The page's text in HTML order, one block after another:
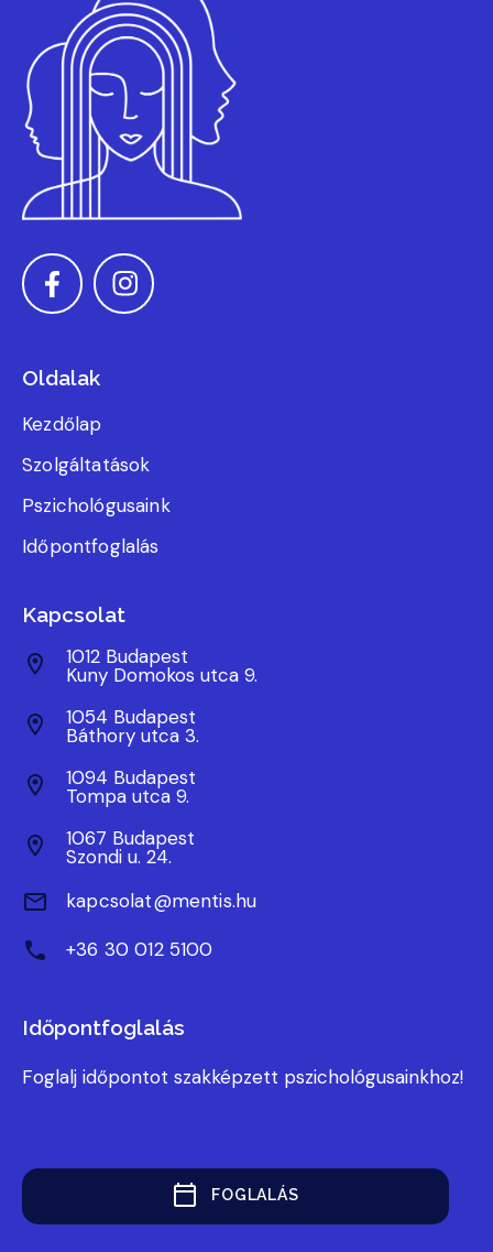
Oldalak
Kezdőlap
Szolgáltatások
Pszichológusaink
Időpontfoglalás
Kapcsolat
1012 Budapest
Kuny Domokos utca 9.
1054 Budapest
Báthory utca 3.
1094 Budapest
Tompa utca 9.
1067 Budapest
Szondi u. 24.
kapcsolat@mentis.hu
+36 30 012 5100
Időpontfoglalás
Foglalj időpontot szakképzett pszichológusainkhoz!
FOGLALÁS